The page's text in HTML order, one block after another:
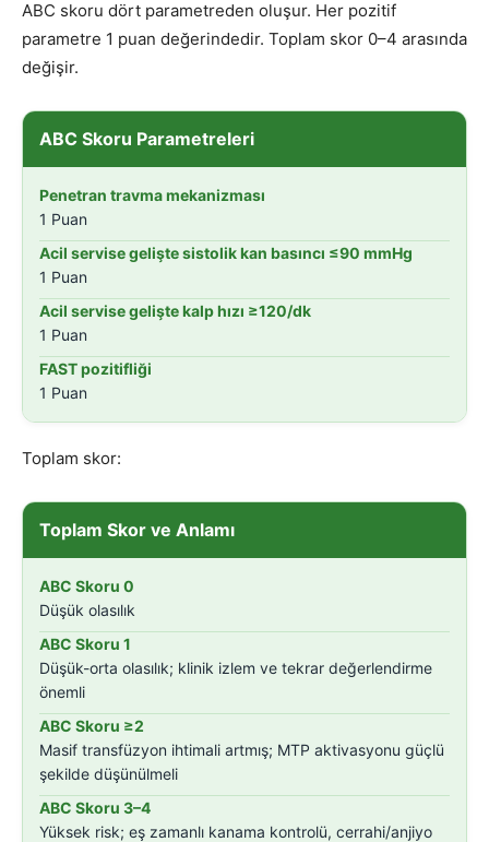
ABC skoru dört parametreden oluşur. Her pozitif
parametre 1 puan değerindedir. Toplam skor 0–4 arasında
değişir.
ABC Skoru Parametreleri
Penetran travma mekanizması
1 Puan
Acil servise gelişte sistolik kan basıncı ≤90 mmHg
1 Puan
Acil servise gelişte kalp hızı ≥120/dk
1 Puan
FAST pozitifliği
1 Puan
Toplam skor:
Toplam Skor ve Anlamı
ABC Skoru 0
Düşük olasılık
ABC Skoru 1
Düşük-orta olasılık; klinik izlem ve tekrar değerlendirme
önemli
ABC Skoru ≥2
Masif transfüzyon ihtimali artmış; MTP aktivasyonu güçlü
şekilde düşünülmeli
ABC Skoru 3–4
Yüksek risk; eş zamanlı kanama kontrolü, cerrahi/anjiyo